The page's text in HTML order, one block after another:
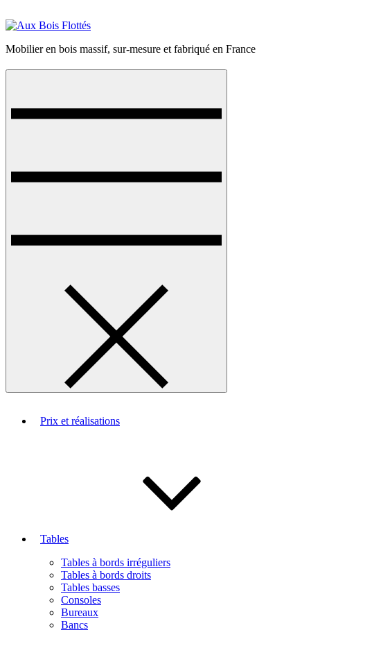
to
Mobilier en bois massif, sur-mesure et fabriqué en France
Prix et réalisations
Tables
Tables à bords irréguliers
Tables à bords droits
Tables basses
Consoles
Bureaux
Bancs